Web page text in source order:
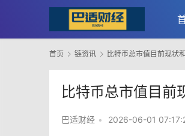
首页 链资讯 比特币总市值目前现状
比特币总市值目前
巴适财经 • 2026-06-01